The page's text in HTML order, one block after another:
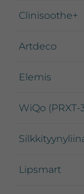
Clinisoothe+
Artdeco
Elemis
WiQo (PRXT-
Lipsmart